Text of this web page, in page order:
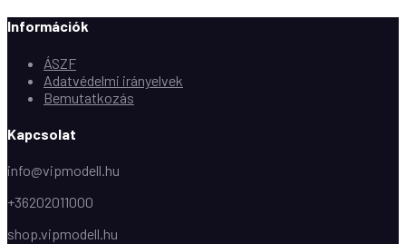
Információk
ÁSZF
Adatvédelmi irányelvek
Bemutatkozás
Kapcsolat
info@vipmodell.hu
+36202011000
shop.vipmodell.hu